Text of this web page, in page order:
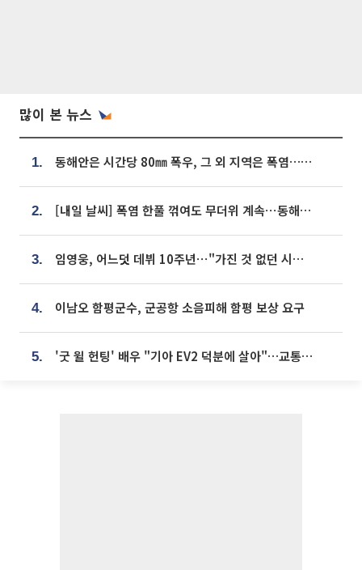
많이 본 뉴스
1. 동해안은 시간당 80㎜ 폭우, 그 외 지역은 폭염…‘극과 극 날씨’
2. [내일 날씨] 폭염 한풀 꺾여도 무더위 계속⋯동해안 이틀 연속 비
3. 임영웅, 어느덧 데뷔 10주년⋯"가진 것 없던 시절, 내 앞엔 20명의 팬뿐"
4. 이남오 함평군수, 군공항 소음피해 함평 보상 요구
5. '굿 윌 헌팅' 배우 "기아 EV2 덕분에 살아"…교통사고 후 안전성 극찬